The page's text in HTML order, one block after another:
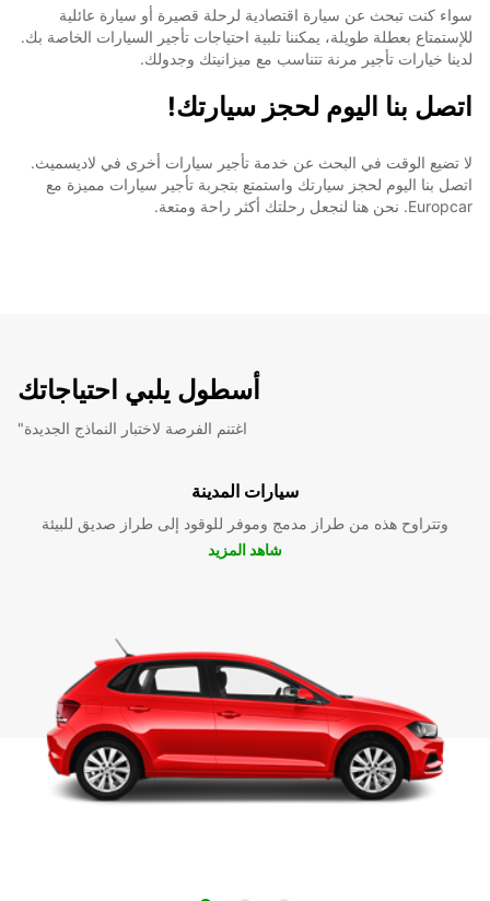
سواء كنت تبحث عن سيارة اقتصادية لرحلة قصيرة أو سيارة عائلية
للإستمتاع بعطلة طويلة، يمكننا تلبية احتياجات تأجير السيارات الخاصة بك.
لدينا خيارات تأجير مرنة تتناسب مع ميزانيتك وجدولك.
اتصل بنا اليوم لحجز سيارتك!
لا تضيع الوقت في البحث عن خدمة تأجير سيارات أخرى في لاديسميث.
اتصل بنا اليوم لحجز سيارتك واستمتع بتجربة تأجير سيارات مميزة مع
Europcar. نحن هنا لنجعل رحلتك أكثر راحة ومتعة.
أسطول يلبي احتياجاتك
"اغتنم الفرصة لاختبار النماذج الجديدة
سيارات المدينة
وتتراوح هذه من طراز مدمج وموفر للوقود إلى طراز صديق للبيئة
شاهد المزيد